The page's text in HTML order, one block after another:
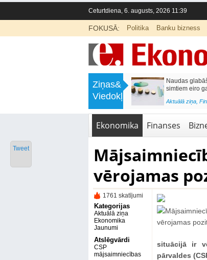
Ceturtdiena, 6. augusts, 2026 11:39
FOKUSĀ: Politika Banku bizness
Ziņas&
Viedokļi
Septiņos mēnešos Vivi vilcienos
pārvadāti 12 miljoni pasažieru; jūlijā
Naudas
simtiem eiro
Aktuālā ziņa,
Ekonomika Finanses
vērojamas
1761 skatījumi
Kategorijas
Aktuālā ziņa
Ekonomika
Jaunumi
Atslēgvārdi
CSP
mājsaimniecības
situācijā ir
pārvaldes
Tweet